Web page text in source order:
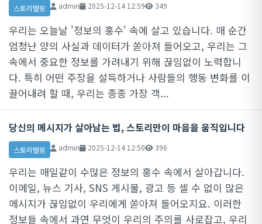
스토리텔링 admin 2025-12-14 12:59 349
우리는 오늘날 '정보의 홍수' 속에 살고 있습니다. 매 순간
엄청난 양의 사실과 데이터가 쏟아져 들어오고, 우리는 그
속에서 중요한 정보를 가려내기 위해 끊임없이 노력합니
다. 특히 어떤 주장을 설득하거나 사람들의 행동 변화를 이
끌어내려 할 때, 우리는 종종 가장 객...
당신의 메시지가 살아남는 법, 스토리만이 마음을 움직입니다
스토리텔링 admin 2025-12-14 12:50 396
우리는 매일같이 수많은 정보의 홍수 속에서 살아갑니다.
이메일, 뉴스 기사, SNS 게시물, 광고 등 셀 수 없이 많은
메시지가 끊임없이 우리에게 쏟아져 들어오지요. 이러한
정보들 속에서 과연 무엇이 우리의 주의를 사로잡고, 우리